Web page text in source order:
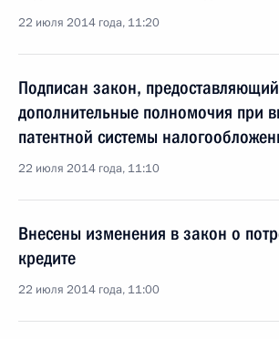
22 июля 2014 года, 11:20
Подписан закон,
дополнительные полномочия при
патентной системы
22 июля 2014 года, 11:10
Внесены изменения в закон о
кредите
22 июля 2014 года, 11:00